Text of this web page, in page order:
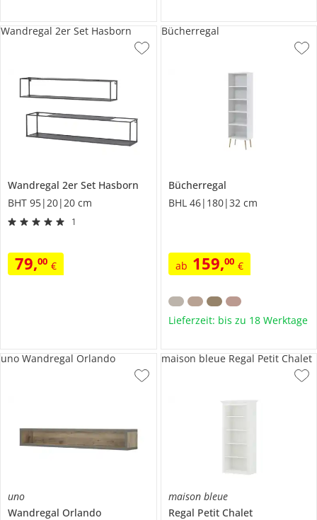
Wandregal 2er Set Hasborn
BHT 95|20|20 cm
1
79,00 €
Wandregal 2er Set Hasborn
Bücherregal
BHL 46|180|32 cm
ab 159,00 €
Bücherregal
Lieferzeit: bis zu 18 Werktage
uno
Wandregal Orlando
uno Wandregal Orlando
maison bleue
Regal Petit Chalet
maison bleue Regal Petit Chalet